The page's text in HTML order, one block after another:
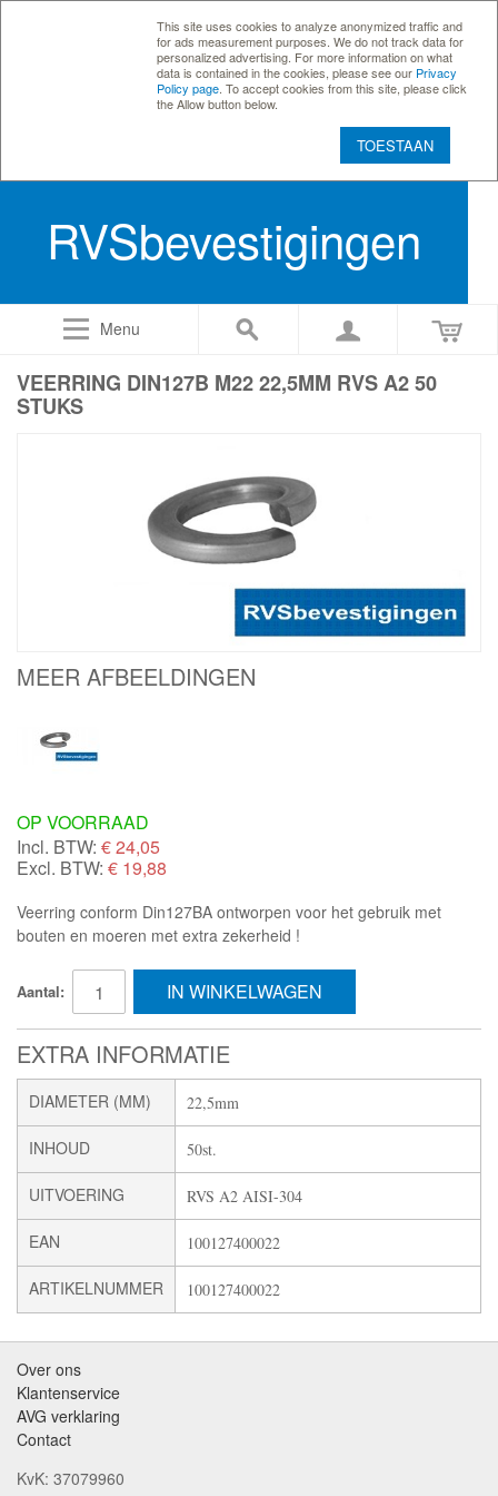
This site uses cookies to analyze anonymized traffic and
for ads measurement purposes. We do not track data for
personalized advertising. For more information on what
data is contained in the cookies, please see our Privacy
Policy page . To accept cookies from this site, please click
the Allow button below.
TOESTAAN
RVSbevestigingen
Menu
VEERRING DIN127B M22 22,5MM RVS A2 50
STUKS
MEER AFBEELDINGEN
OP VOORRAAD
Incl. BTW: €24,05
Excl. BTW: € 19,88
Veerring conform Din127BA ontworpen voor het gebruik met
bouten en moeren met extra zekerheid !
Aantal: IN WINKELWAGEN
EXTRA INFORMATIE
DIAMETER (MM) 22,5mm
INHOUD 50st.
UITVOERING RVS A2 AISI-304
EAN 100127400022
ARTIKELNUMMER 100127400022
Over ons
Klantenservice
AVG verklaring
Contact
KvK: 37079960